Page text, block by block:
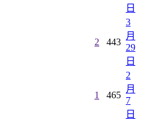
日
2 443
3
月
29
日
1 465
2
月
7
日